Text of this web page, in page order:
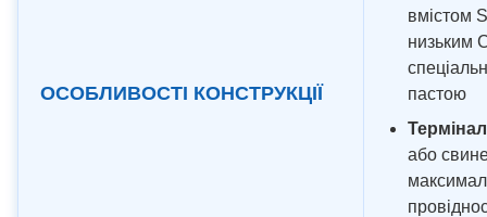
ОСОБЛИВОСТІ КОНСТРУКЦІЇ
вмістом
низьким
пастою
або